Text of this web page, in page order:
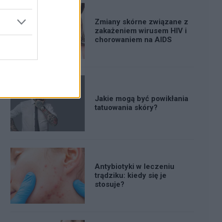
Zmiany skórne związane z
zakażeniem wirusem HIV i
chorowaniem na AIDS
Jakie mogą być powikłania
tatuowania skóry?
Antybiotyki w leczeniu
trądziku: kiedy się je
stosuje?